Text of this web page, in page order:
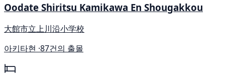
Oodate Shiritsu Kamikawa En Shougakkou
大館市立上川沿小学校
아키타현 ·87건의 출몰